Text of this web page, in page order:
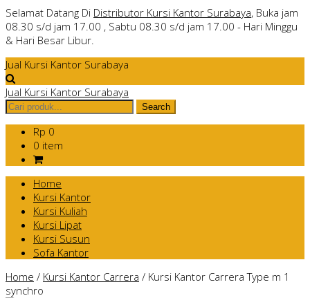
Selamat Datang Di Distributor Kursi Kantor Surabaya, Buka jam
08.30 s/d jam 17.00 , Sabtu 08.30 s/d jam 17.00 - Hari Minggu
& Hari Besar Libur.
Jual Kursi Kantor Surabaya
Jual Kursi Kantor Surabaya
Rp 0
0 item
Home
Kursi Kantor
Kursi Kuliah
Kursi Lipat
Kursi Susun
Sofa Kantor
Home / Kursi Kantor Carrera / Kursi Kantor Carrera Type m 1
synchro